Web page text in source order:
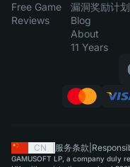
Free Game
Reviews
漏洞奖励计划
Blog
About
11 Years
CN 服务条款
GAMUSOFT LP, a company duly